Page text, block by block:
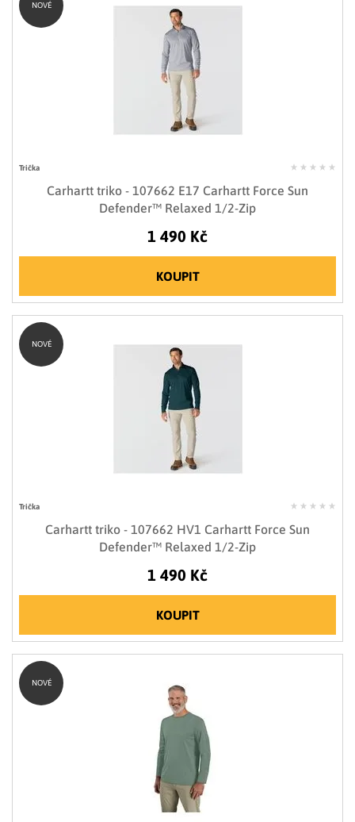
Trička
Carhartt triko - 107662 E17 Carhartt Force Sun
Defender™ Relaxed 1/2-Zip
1 490 Kč
KOUPIT
NOVÉ
Trička
Carhartt triko - 107662 HV1 Carhartt Force Sun
Defender™ Relaxed 1/2-Zip
1 490 Kč
KOUPIT
NOVÉ
NOVÉ